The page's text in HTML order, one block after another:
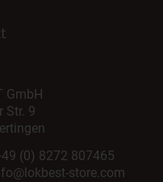
GmbH
Str. 9
(0) 8272 807465
store.com